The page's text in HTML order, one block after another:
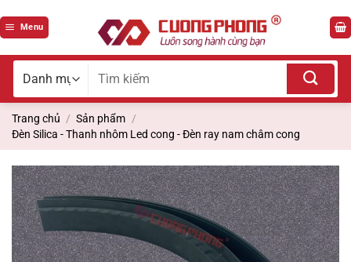
qua
Menu
Tìm
Trang chủ / Sản phẩm /
Đèn Silica - Thanh nhôm Led cong - Đèn ray nam châm cong